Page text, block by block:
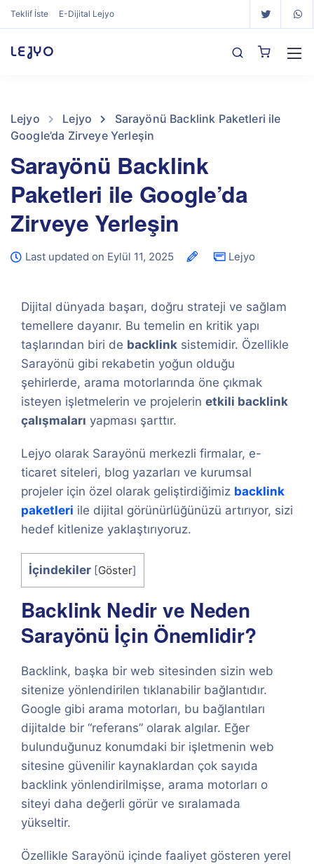
Teklif İste E-Dijital Lejyo
LEJYO
Lejyo Lejyo
Sarayönü Backlink Paketleri ile
Google’da Zirveye Yerleşin
Sarayönü Backlink
Paketleri ile Google’da
Zirveye Yerleşin
Last updated on Eylül 11, 2025 Lejyo
Dijital dünyada başarı, doğru strateji ve sağlam
temellere dayanır. Bu temelin en kritik yapı
taşlarından biri de backlink sistemidir. Özellikle
Sarayönü gibi rekabetin yoğun olduğu
şehirlerde, arama motorlarında öne çıkmak
isteyen işletmelerin ve projelerin etkili backlink
çalışmaları yapması şarttır.
Lejyo olarak Sarayönü merkezli firmalar, e-
ticaret siteleri, blog yazarları ve kurumsal
projeler için özel olarak geliştirdiğimiz backlink
paketleri ile dijital görünürlüğünüzü artırıyor, sizi
hedef kitlenize yaklaştırıyoruz.
İçindekiler [Göster]
Backlink Nedir ve Neden
Sarayönü İçin Önemlidir?
Backlink, başka bir web sitesinden sizin web
sitenize yönlendirilen tıklanabilir bağlantıdır.
Google gibi arama motorları, bu bağlantıları
dijitalde bir “referans” olarak algılar. Eğer
bulunduğunuz konumdaki bir işletmenin web
sitesine güvenilir kaynaklardan çok sayıda
backlink yönlendirilmişse, arama motorları o
siteyi daha değerli görür ve sıralamada
yükseltir.
Özellikle Sarayönü içinde faaliyet gösteren yerel